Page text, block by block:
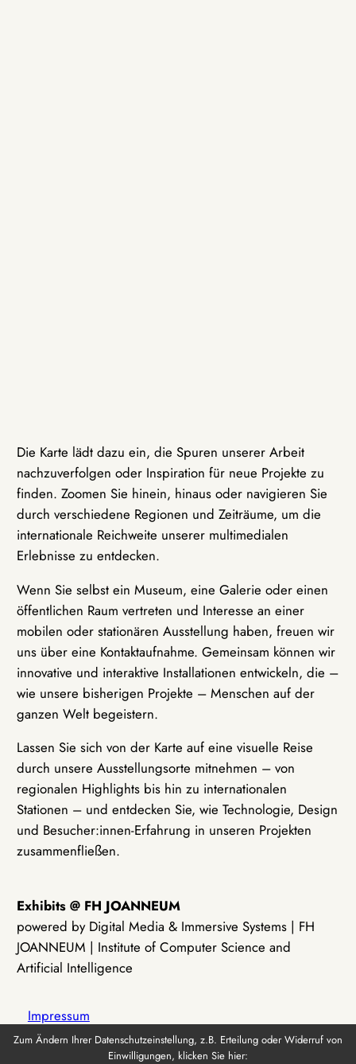
Die Karte lädt dazu ein, die Spuren unserer Arbeit
nachzuverfolgen oder Inspiration für neue Projekte zu
finden. Zoomen Sie hinein, hinaus oder navigieren Sie
durch verschiedene Regionen und Zeiträume, um die
internationale Reichweite unserer multimedialen
Erlebnisse zu entdecken.
Wenn Sie selbst ein Museum, eine Galerie oder einen
öffentlichen Raum vertreten und Interesse an einer
mobilen oder stationären Ausstellung haben, freuen wir
uns über eine Kontaktaufnahme. Gemeinsam können wir
innovative und interaktive Installationen entwickeln, die –
wie unsere bisherigen Projekte – Menschen auf der
ganzen Welt begeistern.
Lassen Sie sich von der Karte auf eine visuelle Reise
durch unsere Ausstellungsorte mitnehmen – von
regionalen Highlights bis hin zu internationalen
Stationen – und entdecken Sie, wie Technologie, Design
und Besucher:innen-Erfahrung in unseren Projekten
zusammenfließen.
Exhibits @ FH JOANNEUM
powered by Digital Media & Immersive Systems | FH
JOANNEUM | Institute of Computer Science and
Artificial Intelligence
Impressum
Zum Ändern Ihrer Datenschutzeinstellung, z.B. Erteilung oder Widerruf von
Einwilligungen, klicken Sie hier: